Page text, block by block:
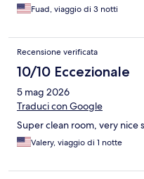
Fuad, viaggio di 3 notti
Recensione verificata
10/10 Eccezionale
5 mag 2026
Traduci con Google
Super clean room, very nice
Valery, viaggio di 1 notte